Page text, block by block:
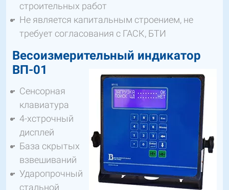
строительных работ
Не является капитальным строением, не
требует согласования с ГАСК, БТИ
Весоизмерительный индикатор
ВП-01
Сенсорная
клавиатура
4-хстрочный
дисплей
База скрытых
взвешиваний
Ударопрочный
стальной